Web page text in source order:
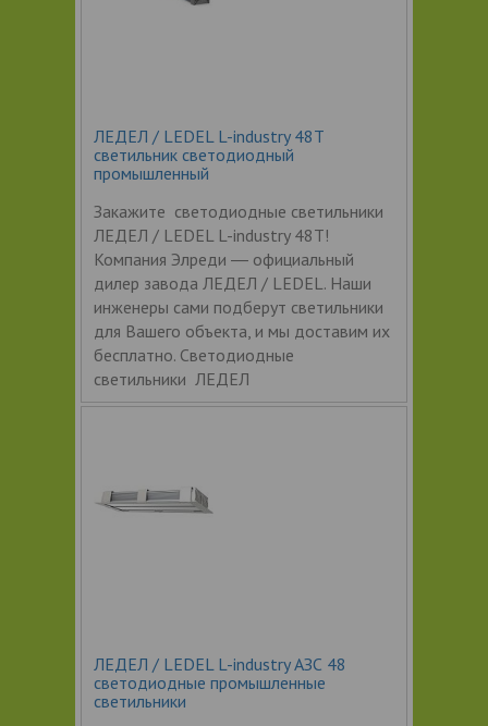
ЛЕДЕЛ / LEDEL L-industry 48Т
светильник светодиодный
промышленный
Закажите светодиодные светильники
ЛЕДЕЛ / LEDEL L-industry 48Т!
Компания Элреди ― официальный
дилер завода ЛЕДЕЛ / LEDEL. Наши
инженеры сами подберут светильники
для Вашего объекта, и мы доставим их
бесплатно. Светодиодные
светильники ЛЕДЕЛ
ЛЕДЕЛ / LEDEL L-industry АЗС 48
светодиодные промышленные
светильники